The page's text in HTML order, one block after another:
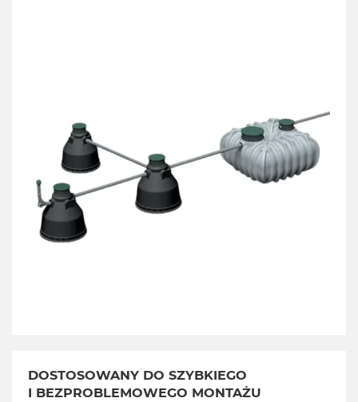
DOSTOSOWANY DO SZYBKIEGO
I BEZPROBLEMOWEGO MONTAŻU